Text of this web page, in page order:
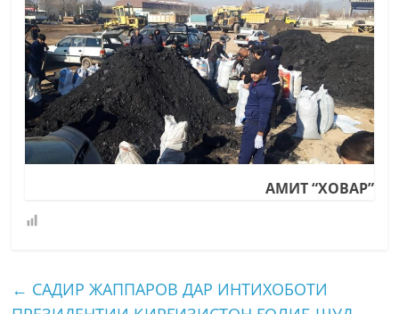
АМИТ “ХОВАР”
← САДИР ЖАППАРОВ ДАР ИНТИХОБОТИ